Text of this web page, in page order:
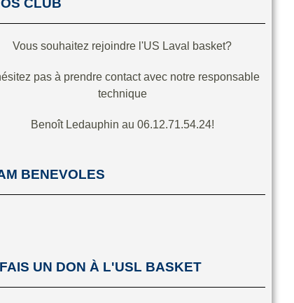
CLUB
Vous souhaitez rejoindre l'US Laval basket?
pas à prendre contact avec notre responsable
technique
Benoît Ledauphin au 06.12.71.54.24!
BENEVOLES
UN DON À L'USL BASKET